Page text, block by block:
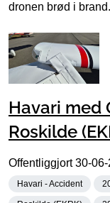
dronen brød i brand.
Havari med
Roskilde
Offentliggjort30-
Havari - Accident